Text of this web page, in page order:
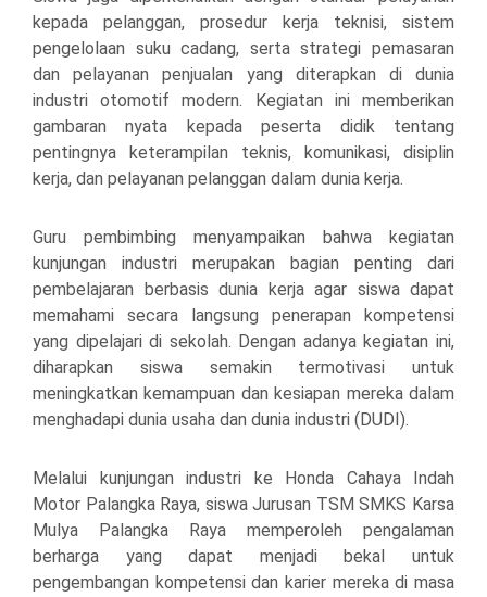
kepada pelanggan, prosedur kerja teknisi, sistem
pengelolaan suku cadang, serta strategi pemasaran
dan pelayanan penjualan yang diterapkan di dunia
industri otomotif modern. Kegiatan ini memberikan
gambaran nyata kepada peserta didik tentang
pentingnya keterampilan teknis, komunikasi, disiplin
kerja, dan pelayanan pelanggan dalam dunia kerja.
Guru pembimbing menyampaikan bahwa kegiatan
kunjungan industri merupakan bagian penting dari
pembelajaran berbasis dunia kerja agar siswa dapat
memahami secara langsung penerapan kompetensi
yang dipelajari di sekolah. Dengan adanya kegiatan ini,
diharapkan siswa semakin termotivasi untuk
meningkatkan kemampuan dan kesiapan mereka dalam
menghadapi dunia usaha dan dunia industri (DUDI).
Melalui kunjungan industri ke Honda Cahaya Indah
Motor Palangka Raya, siswa Jurusan TSM SMKS Karsa
Mulya Palangka Raya memperoleh pengalaman
berharga yang dapat menjadi bekal untuk
pengembangan kompetensi dan karier mereka di masa